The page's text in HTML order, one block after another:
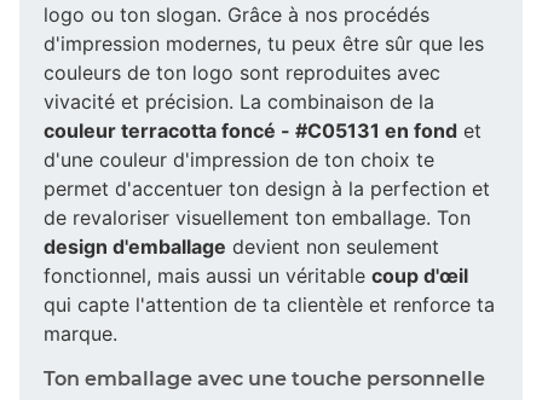
logo ou ton slogan. Grâce à nos procédés
d'impression modernes, tu peux être sûr que les
couleurs de ton logo sont reproduites avec
vivacité et précision. La combinaison de la
couleur terracotta foncé - #C05131 en fond et
d'une couleur d'impression de ton choix te
permet d'accentuer ton design à la perfection et
de revaloriser visuellement ton emballage. Ton
design d'emballage devient non seulement
fonctionnel, mais aussi un véritable coup d'œil
qui capte l'attention de ta clientèle et renforce ta
marque.
Ton emballage avec une touche personnelle